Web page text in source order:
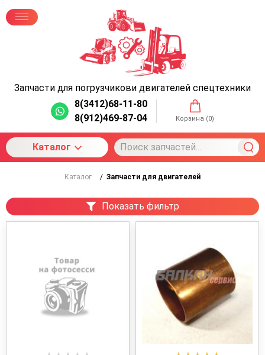
Запчасти для погрузчикови двигателей спецтехники
8(3412)68-11-80
8(912)469-87-04
Корзина (0)
Каталог
Каталог / Запчасти для двигателей
Показать фильтр